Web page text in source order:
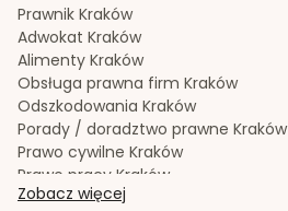
Sporządzanie testamentów
Upadłość konsumencka
Windykacja należności
Zachowek Gdańsk
Zakładanie i rejestracja spółek
Prawnik Kraków
Adwokat Kraków
Alimenty Kraków
Obsługa prawna firm Kraków
Odszkodowania Kraków
Porady / doradztwo prawne Kraków
Prawo cywilne Kraków
Prawo pracy Kraków
Prawo spadkowe
Zobacz więcej